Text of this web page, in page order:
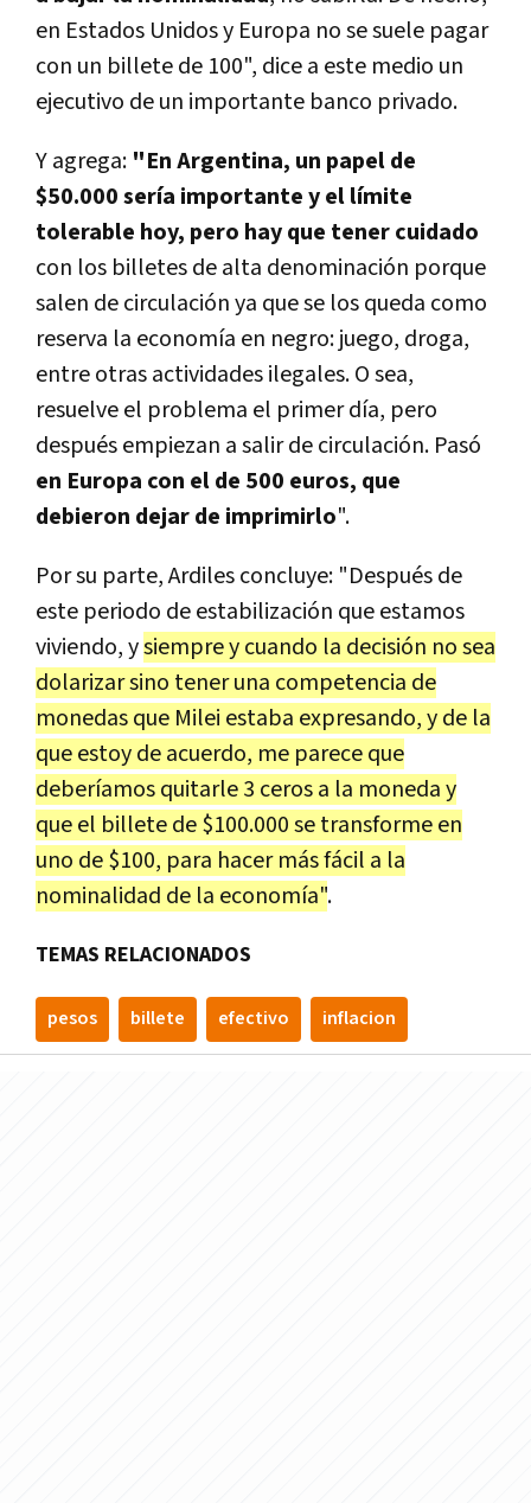
en Estados Unidos y Europa no se suele pagar
con un billete de 100", dice a este medio un
ejecutivo de un importante banco privado.
Y agrega: "En Argentina, un papel de
$50.000 sería importante y el límite
tolerable hoy, pero hay que tener cuidado
con los billetes de alta denominación porque
salen de circulación ya que se los queda como
reserva la economía en negro: juego, droga,
entre otras actividades ilegales. O sea,
resuelve el problema el primer día, pero
después empiezan a salir de circulación. Pasó
en Europa con el de 500 euros, que
debieron dejar de imprimirlo".
Por su parte, Ardiles concluye: "Después de
este periodo de estabilización que estamos
viviendo, ysiempre y cuando la decisión no sea
dolarizar sino tener una competencia de
monedas que Milei estaba expresando, y de la
que estoy de acuerdo, me parece que
deberíamos quitarle 3 ceros a la moneda y
que el billete de $100.000 se transforme en
uno de $100, para hacer más fácil a la
nominalidad de la economía".
TEMAS RELACIONADOS
pesos billete efectivo inflacion